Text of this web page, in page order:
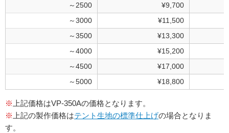
～2500
¥9,700
～3000
¥11,500
～3500
¥13,300
～4000
¥15,200
～4500
¥17,000
～5000
¥18,800
※ 上記価格はVP-350Aの価格となります。
※ 上記の製作価格はテント生地の標準仕上げの場合となりま
す。